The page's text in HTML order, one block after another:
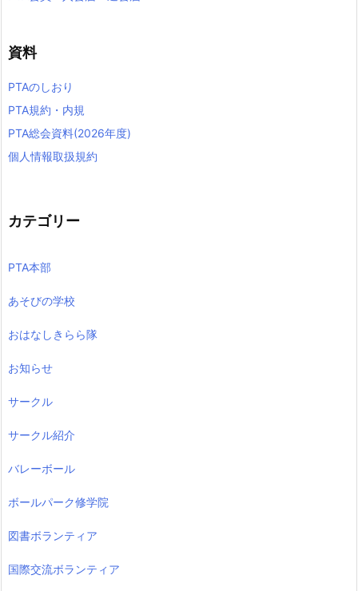
資料
PTAのしおり
PTA規約・内規
PTA総会資料(2026年度)
個人情報取扱規約
カテゴリー
PTA本部
あそびの学校
おはなしきらら隊
お知らせ
サークル
サークル紹介
バレーボール
ボールパーク修学院
図書ボランティア
国際交流ボランティア